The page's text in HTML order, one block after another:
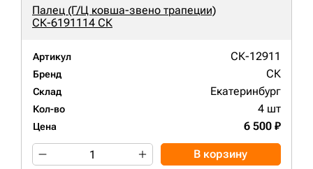
Палец (Г/Ц ковша-звено трапеции)
СК-6191114 СК
Артикул СК-12911
Бренд СК
Склад Екатеринбург
Кол-во 4 шт
Цена 6 500 ₽
В корзину